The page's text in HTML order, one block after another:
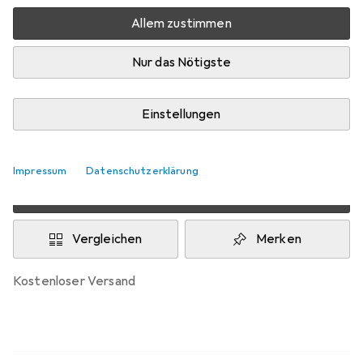
Allem zustimmen
Nur das Nötigste
Einstellungen
Impressum Datenschutzerklärung
Zwischen Mi, 2.9. und Do, 10.9. geliefert
7 Stück an Lager beim Drittanbieter
Benachrichtigen, wenn schneller verfügbar
Lieferort angeben für genaue Lieferzeit
Angebot von i
Vergleichen Merken
kostenloser Versand